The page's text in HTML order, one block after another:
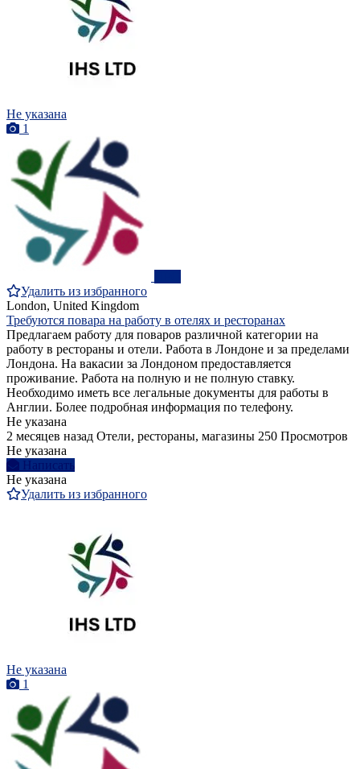
Не указана
1
Удалить из избранного
London, United Kingdom
Требуются повара на работу в отелях и ресторанах
Предлагаем работу для поваров различной категории на
работу в рестораны и отели. Работа в Лондоне и за пределами
Лондона. На вакасии за Лондоном предоставляется
проживание. Работа на полную и не полную ставку.
Необходимо иметь все легальные документы для работы в
Англии. Более подробная информация по телефону.
Не указана
2 месяцев назад Отели, рестораны, магазины 250 Просмотров
Не указана
Написать
Не указана
Удалить из избранного
Не указана
1